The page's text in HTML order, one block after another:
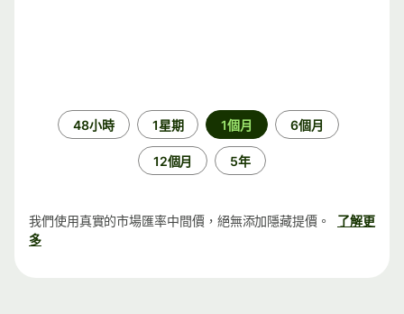
48小時 1星期 1個月 6個月
12個月 5年
我們使用真實的市場匯率中間價，絕無添加隱藏提價。
了解更
多